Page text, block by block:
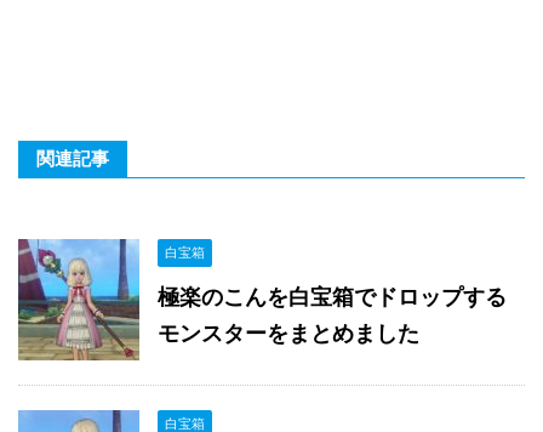
関連記事
白宝箱
極楽のこんを白宝箱でドロップする
モンスターをまとめました
白宝箱